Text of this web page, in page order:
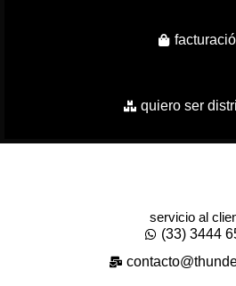
quiero ser
servicio al
(33) 3444